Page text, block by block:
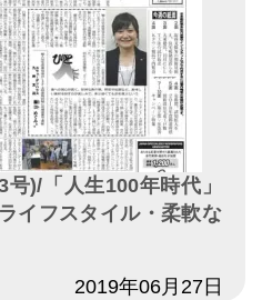
)/「人生100年時代」
イフスタイル・柔軟な
2019年06月27日